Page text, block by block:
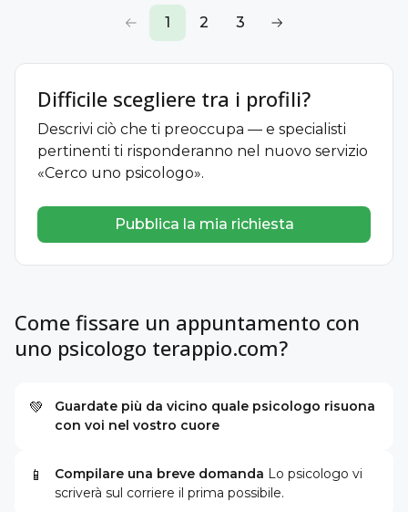
1 2 3
Difficile scegliere tra i profili?
Descrivi ciò che ti preoccupa — e specialisti
pertinenti ti risponderanno nel nuovo servizio
«Cerco uno psicologo».
Pubblica la mia richiesta
Come fissare un appuntamento con
uno psicologo terappio.com?
💚
Guardate più da vicino quale psicologo risuona
con voi nel vostro cuore
📱 Compilare una breve domanda Lo psicologo vi
scriverà sul corriere il prima possibile.